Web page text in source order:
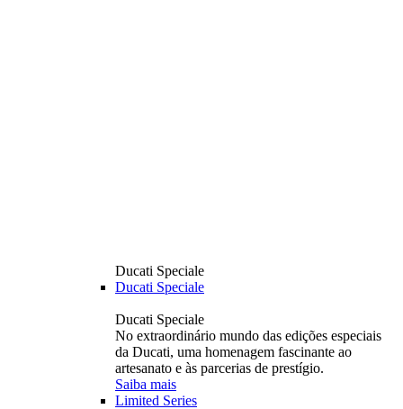
Ducati Speciale
Ducati Speciale
Ducati Speciale
No extraordinário mundo das edições especiais
da Ducati, uma homenagem fascinante ao
artesanato e às parcerias de prestígio.
Saiba mais
Limited Series